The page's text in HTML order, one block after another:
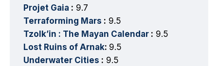
Projet Gaia : 9.7
Terraforming Mars : 9.5
Tzolk’in : The Mayan Calendar : 9.5
Lost Ruins of Arnak: 9.5
Underwater Cities : 9.5